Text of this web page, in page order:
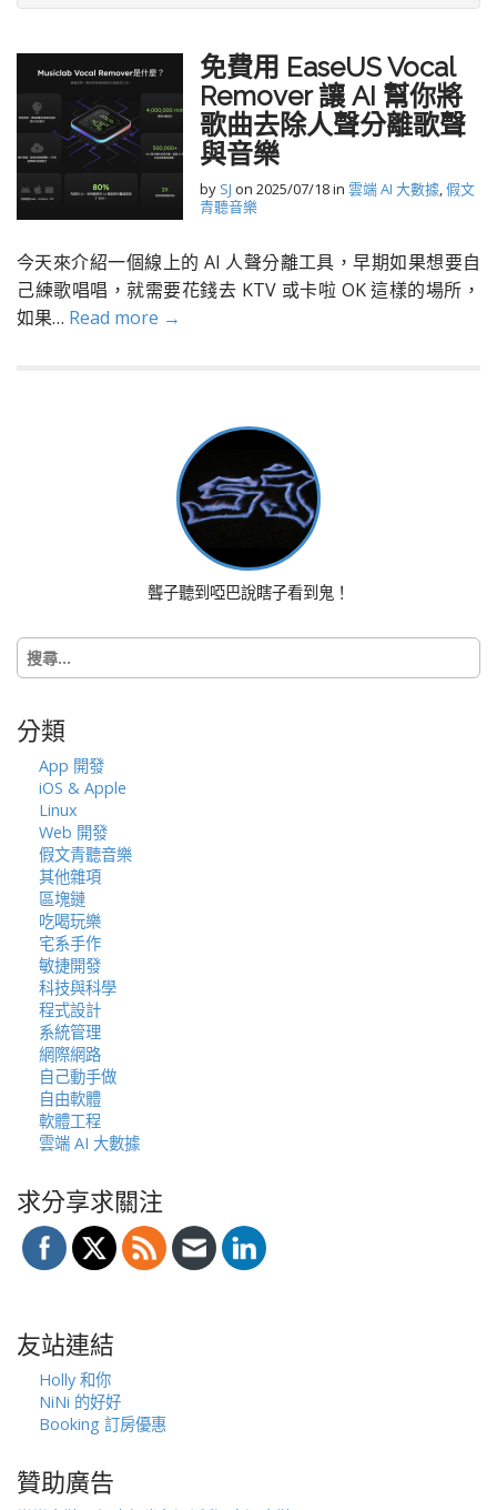
免費用 EaseUS Vocal
Remover 讓 AI 幫你將
歌曲去除人聲分離歌聲
與音樂
by SJ on 2025/07/18in 雲端 AI 大數據,假文
青聽音樂
今天來介紹一個線上的 AI 人聲分離工具，早期如果想要自
己練歌唱唱，就需要花錢去 KTV 或卡啦 OK 這樣的場所，
如果… Read more →
聾子聽到啞巴說瞎子看到鬼！
搜
尋
字:
分類
App 開發
iOS & Apple
Linux
Web 開發
假文青聽音樂
其他雜項
區塊鏈
吃喝玩樂
宅系手作
敏捷開發
科技與科學
程式設計
系統管理
網際網路
自己動手做
自由軟體
軟體工程
雲端 AI 大數據
求分享求關注
友站連結
Holly 和你
NiNi 的好好
Booking 訂房優惠
贊助廣告